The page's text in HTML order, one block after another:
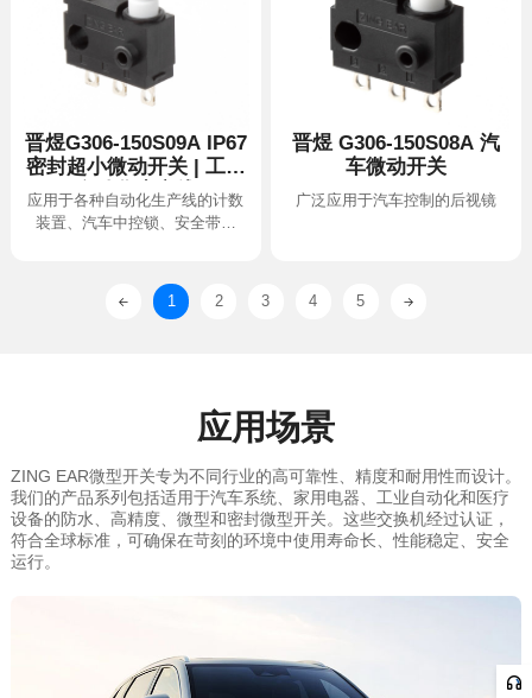
自动化生产线
车微动开关
广泛应用于汽车控制的后视镜
1 2 3 4 5
应用场景
运行。